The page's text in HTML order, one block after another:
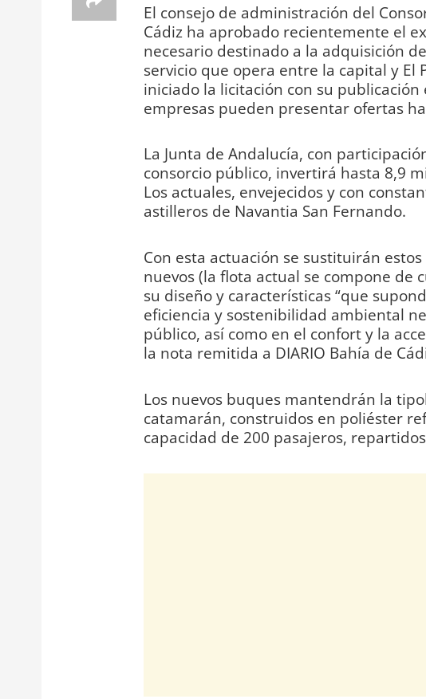
El consejo de administración del
Cádiz ha aprobado recientemente el
necesario destinado a la adquisición
servicio que opera entre la capital y El
iniciado la licitación con su
empresas pueden presentar ofertas
La Junta de Andalucía, con
consorcio público, invertirá hasta 8,9
Los actuales, envejecidos y con
astilleros de Navantia San Fernando.
Con esta actuación se sustituirán
nuevos (la flota actual se compone de
su diseño y características “que
eficiencia y sostenibilidad ambiental
público, así como en el confort y la
la nota remitida a DIARIO Bahía de
Los nuevos buques mantendrán la
catamarán, construidos en poliéster
capacidad de 200 pasajeros,